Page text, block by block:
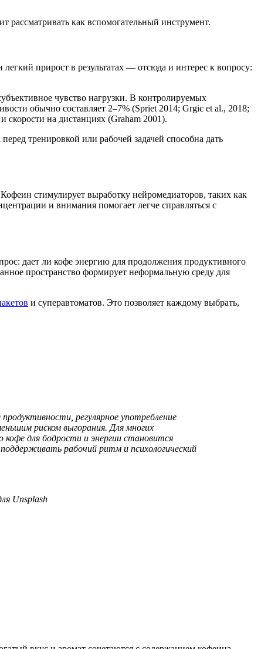
рассматривать как вспомогательный инструмент.
прирост в результатах — отсюда и интерес к вопросу:
чувство нагрузки. В контролируемых
обычно составляет 2–7% (Spriet 2014; Grgic et al., 2018;
на дистанциях (Graham 2001).
тренировкой или рабочей задачей способна дать
стимулирует выработку нейромедиаторов, таких как
и внимания помогает легче справляться с
дает ли кофе энергию для продолжения продуктивного
пространство формирует неформальную среду для
и суперавтоматов. Это позволяет каждому выбрать,
регулярное употребление
риском выгорания. Для многих
кофе для бодрости и энергии становится
рабочий ритм и психологический
Unsplash